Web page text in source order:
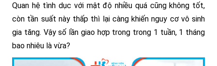
Quan hệ tình dục với mật độ nhiều quá cũng không tốt,
còn tần suất này thấp thì lại càng khiến nguy cơ vô sinh
gia tăng. Vậy số lần giao hợp trong trong 1 tuần, 1 tháng
bao nhiêu là vừa?